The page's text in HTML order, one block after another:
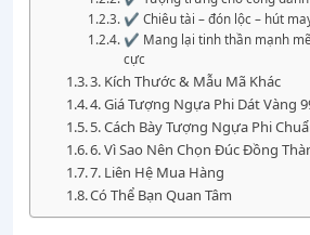
✔ Chiêu tài – đón lộc – hút
✔ Mang lại tinh thần mạnh
cực
3. Kích Thước & Mẫu Mã Khác
4. Giá Tượng Ngựa Phi Dát Vàng
5. Cách Bày Tượng Ngựa Phi
6. Vì Sao Nên Chọn Đúc Đồng
7. Liên Hệ Mua Hàng
Có Thể Bạn Quan Tâm